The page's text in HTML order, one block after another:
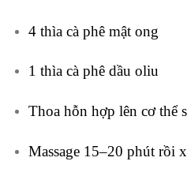
4 thìa cà phê mật ong
1 thìa cà phê dầu oliu
Thoa hỗn hợp lên cơ thể
Massage 15–20 phút rồi